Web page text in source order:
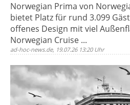
Norwegian Prima von
bietet Platz für rund 3.099
offenes Design mit viel
Norwegian Cruise ...
ad-hoc-news.de, 19.07.26 13:20 Uhr